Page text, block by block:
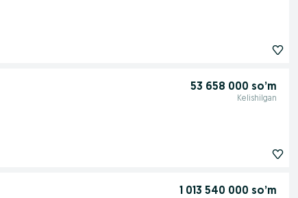
53 658 000 so’m
Kelishilgan
1 013 540 000 so’m